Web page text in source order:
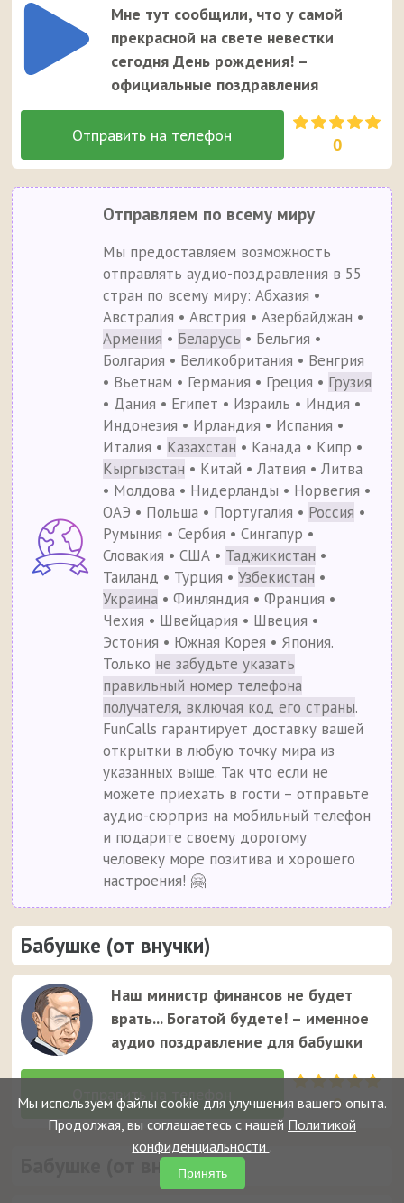
Мне тут сообщили, что у самой
прекрасной на свете невестки
сегодня День рождения! –
официальные поздравления
0
Отправляем по всему миру
Мы предоставляем возможность
отправлять аудио-поздравления в 55
стран по всему миру: Абхазия •
Австралия • Австрия • Азербайджан •
Армения • Беларусь • Бельгия •
Болгария • Великобритания • Венгрия
• Вьетнам • Германия • Греция • Грузия
• Дания • Египет • Израиль • Индия •
Индонезия • Ирландия • Испания •
Италия • Казахстан • Канада • Кипр •
Кыргызстан • Китай • Латвия • Литва
• Молдова • Нидерланды • Норвегия •
ОАЭ • Польша • Португалия • Россия •
Румыния • Сербия • Сингапур •
Словакия • США • Таджикистан •
Таиланд • Турция •Узбекистан •
Украина • Финляндия • Франция •
Чехия • Швейцария • Швеция •
Эстония • Южная Корея • Япония.
Только не забудьте указать
правильный номер телефона
получателя, включая код его страны.
FunCalls гарантирует доставку вашей
открытки в любую точку мира из
указанных выше. Так что если не
можете приехать в гости – отправьте
аудио-сюрприз на мобильный телефон
и подарите своему дорогому
человеку море позитива и хорошего
настроения! 🤗
Бабушке (от внучки)
Наш министр финансов не будет
врать... Богатой будете! – именное
аудио поздравление для бабушки
0
Бабушке (от внука)
Мы используем файлы cookie для улучшения вашего опыта.
Продолжая, вы соглашаетесь с нашей Политикой
конфиденциальности .
Принять